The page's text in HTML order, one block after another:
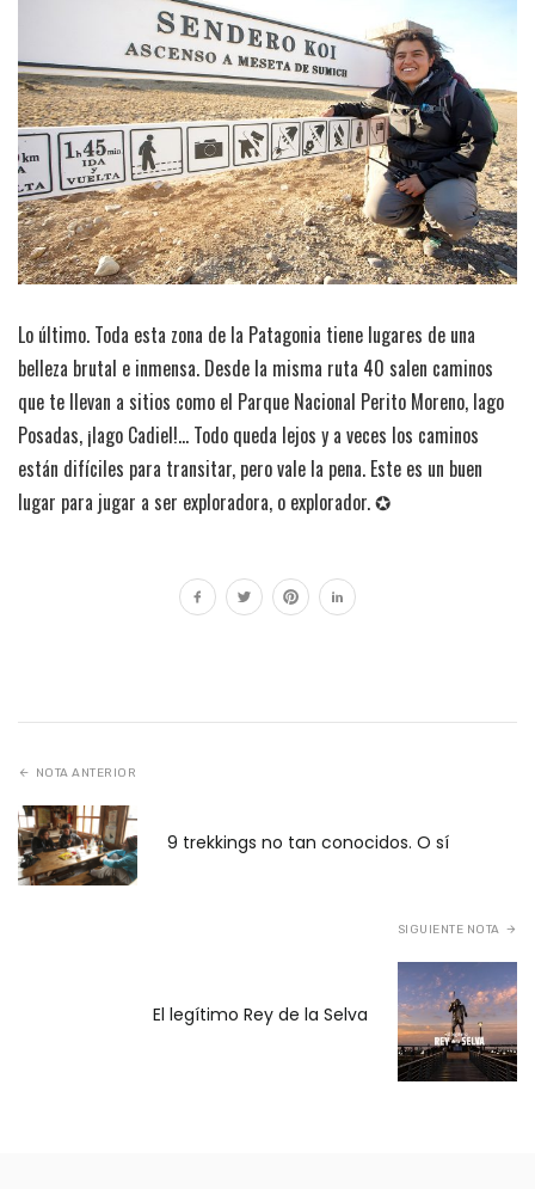
Lo último. Toda esta zona de la Patagonia tiene lugares de una
belleza brutal e inmensa. Desde la misma ruta 40 salen caminos
que te llevan a sitios como el Parque Nacional Perito Moreno, lago
Posadas, ¡lago Cadiel!… Todo queda lejos y a veces los caminos
están difíciles para transitar, pero vale la pena. Este es un buen
lugar para jugar a ser exploradora, o explorador. ✪
NOTA ANTERIOR
9 trekkings no tan conocidos. O sí
SIGUIENTE NOTA
El legítimo Rey de la Selva